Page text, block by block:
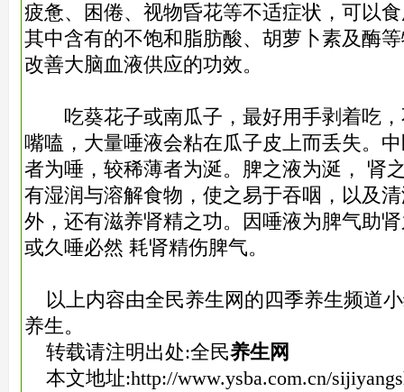
疲惫、困倦、视物昏花等不适症状，可以
其中含有的不饱和脂肪酸、胡萝卜素及酶
改善大脑血液供应的功效。
吃葵花子或南瓜子，最好用手剥着吃，
嘴嗑，大量唾液会粘在瓜子皮上而丢失。
者为唾，较稀薄者为涎。脾之液为涎， 肾
有湿润与溶解食物，使之易于吞咽，以及
外，还有滋养肾精之功。因唾液为脾气助
或久唾必然 耗肾精伤脾气。
以上内容由全民养生网的四季养生频道
养生。
转载请注明出处:全民养生网
本文地址:http://www.ysba.com.cn/